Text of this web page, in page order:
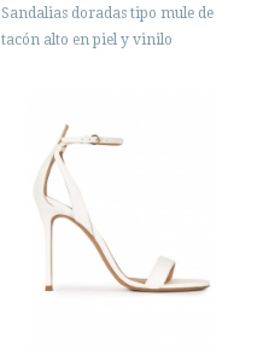
Sandalias doradas tipo mule de
tacón alto en piel y vinilo